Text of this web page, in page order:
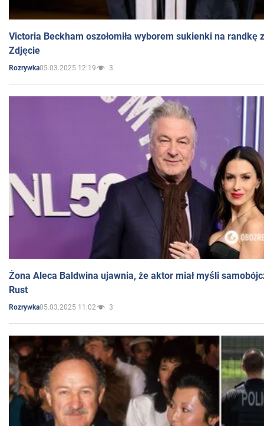
Victoria Beckham oszołomiła wyborem sukienki na randkę
Zdjęcie
Rozrywka05.03.2025 12:19 3
Żona Aleca Baldwina ujawnia, że aktor miał myśli
Rust
Rozrywka05.03.2025 11:02 3